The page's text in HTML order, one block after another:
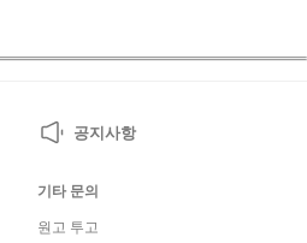
공지사항
기타 문의
원고 투고